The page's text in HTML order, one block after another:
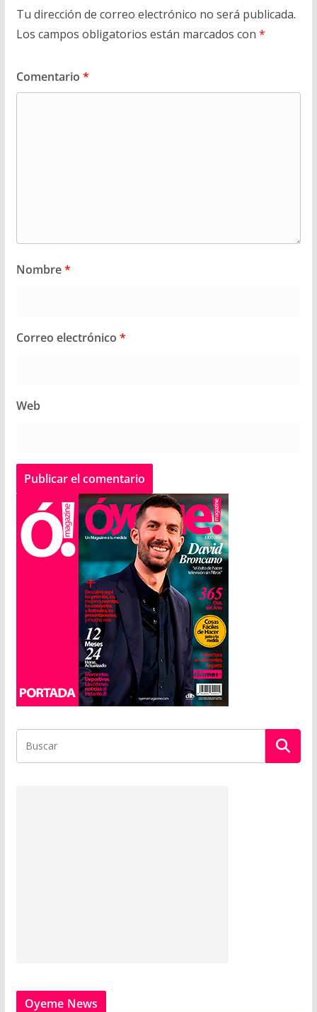
Tu dirección de correo electrónico no será publicada.
Los campos obligatorios están marcados con *
Comentario *
Nombre*
Correo electrónico *
Web
Oyeme News